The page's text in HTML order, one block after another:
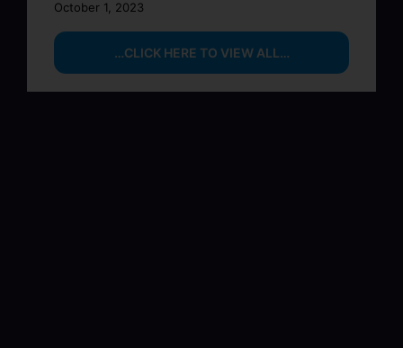
October 1, 2023
…CLICK HERE TO VIEW ALL…